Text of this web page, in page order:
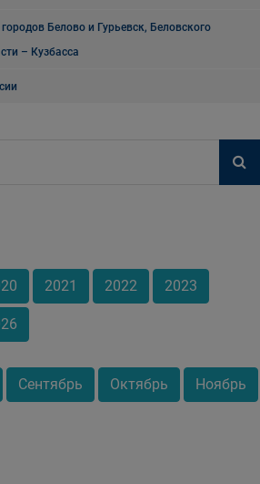
Белово и Гурьевск, Беловского
– Кузбасса
2021 2022 2023
Сентябрь Октябрь Ноябрь